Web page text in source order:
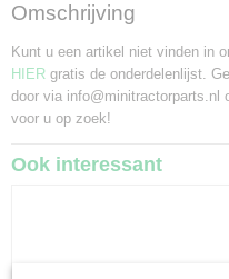
Omschrijving
Kunt u een artikel niet vinden in
HIER gratis de onderdelenlijst.
door via info@minitractorparts.nl
voor u op zoek!
Ook interessant